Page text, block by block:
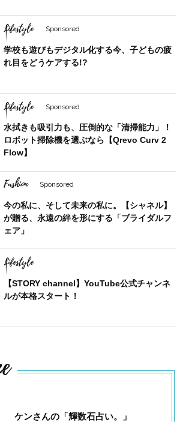
Lifestyle Sponsored
学校も遊びもデジタル化する今、子どもの疲
れ目をどうケアする!?
Lifestyle Sponsored
水拭きも吸引力も、圧倒的な「清掃能力」！
ロボット掃除機を選ぶなら【Qrevo Curv 2
Flow】
Fashion Sponsored
今の私に、そして未来の私に。【シャネル】
が贈る、永遠の絆を形にする「ブライダルフ
ェア」
Lifestyle
【STORY channel】YouTube公式チャンネ
ルが本格スタート！
ケンさんの「輝数石占い。」